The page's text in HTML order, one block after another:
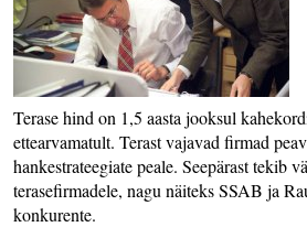
Terase hind on 1,5 aasta jooksul
ettearvamatult. Terast vajavad firmad
hankestrateegiate peale. Seepärast tekib
terasefirmadele, nagu näiteks SSAB ja
konkurente.